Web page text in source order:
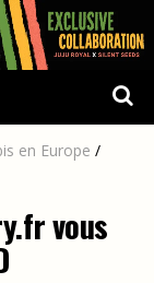
en Europe /
vous